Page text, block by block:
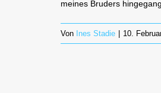
meines Bruders
Von Ines Stadie 10.